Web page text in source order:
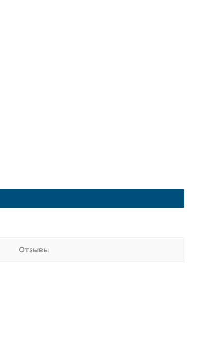
Отзывы